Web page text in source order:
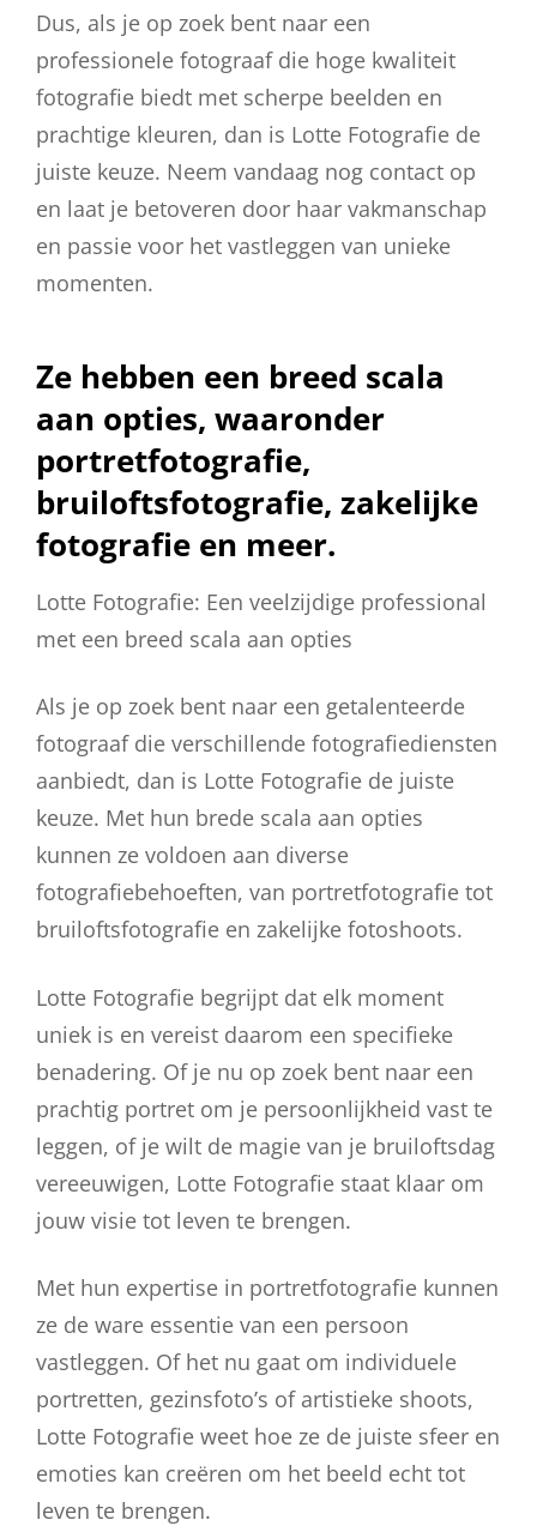
Dus, als je op zoek bent naar een
professionele fotograaf die hoge kwaliteit
fotografie biedt met scherpe beelden en
prachtige kleuren, dan is Lotte Fotografie de
juiste keuze. Neem vandaag nog contact op
en laat je betoveren door haar vakmanschap
en passie voor het vastleggen van unieke
momenten.
Ze hebben een breed scala
aan opties, waaronder
portretfotografie,
bruiloftsfotografie, zakelijke
fotografie en meer.
Lotte Fotografie: Een veelzijdige professional
met een breed scala aan opties
Als je op zoek bent naar een getalenteerde
fotograaf die verschillende fotografiediensten
aanbiedt, dan is Lotte Fotografie de juiste
keuze. Met hun brede scala aan opties
kunnen ze voldoen aan diverse
fotografiebehoeften, van portretfotografie tot
bruiloftsfotografie en zakelijke fotoshoots.
Lotte Fotografie begrijpt dat elk moment
uniek is en vereist daarom een specifieke
benadering. Of je nu op zoek bent naar een
prachtig portret om je persoonlijkheid vast te
leggen, of je wilt de magie van je bruiloftsdag
vereeuwigen, Lotte Fotografie staat klaar om
jouw visie tot leven te brengen.
Met hun expertise in portretfotografie kunnen
ze de ware essentie van een persoon
vastleggen. Of het nu gaat om individuele
portretten, gezinsfoto’s of artistieke shoots,
Lotte Fotografie weet hoe ze de juiste sfeer en
emoties kan creëren om het beeld echt tot
leven te brengen.